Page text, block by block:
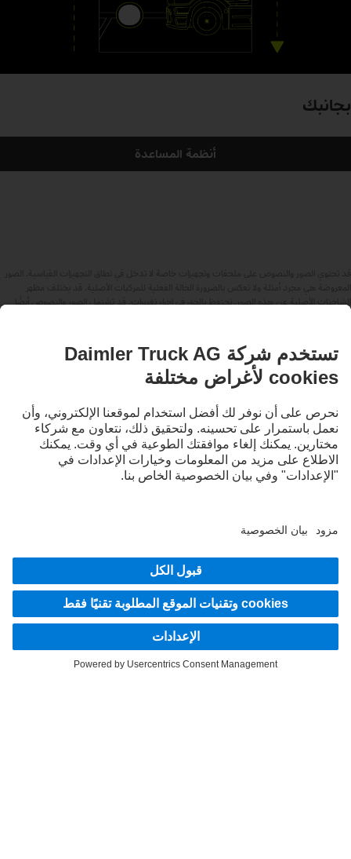
بجانبك
أنظمة المساعدة
الشاحنات الأصلية عن هذه الصور. نحتفظ بالحق في إجراء تغييرات. قد تشتمل الصور والنصوص أيضًا
على بعض الموديلات والخدمات والعروض التي لا تتوافر في بعض البلدان.
باعتبارنا شركة عالمية، فإن تكافؤ الفرص والتنوع والانفتاح والاحترام من المعتقدات الأساسية لدينا في
شركة Daimler Truck AG. ويتجلى ذلك في طريقة تفكيرنا وتصرفنا والتواصل معنا. بشكل أساسي،
تشير جميع المصطلحات المختارة بطبيعة الحال إلى جميع الأجناس والهويات.
لنبقى على تواصل.
LANGUAGE
AR
EN